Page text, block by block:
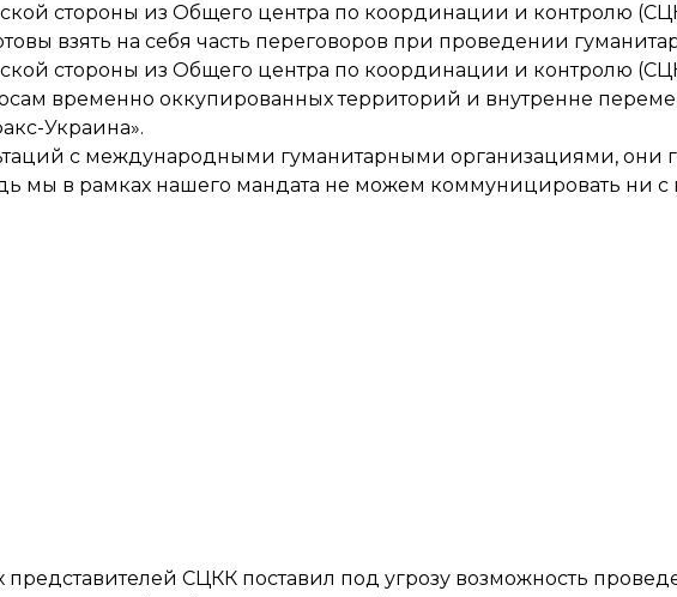
стороны из Общего центра по координации и контролю
взять на себя часть переговоров при проведении
стороны из Общего центра по координации и контролю
временно оккупированных территорий и внутренне
Украина».
с международными гуманитарными организациями, они
мы в рамках нашего мандата не можем коммуницировать ни
СЦКК поставил под угрозу возможность